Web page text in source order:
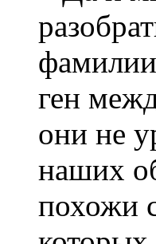
ген
они не
наших
похожи